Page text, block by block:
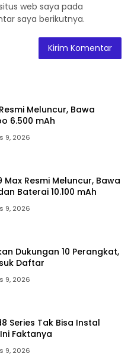
web saya pada
saya berikutnya.
Resmi Meluncur, Bawa
6.500 mAh
9, 2026
Max Resmi Meluncur, Bawa
Baterai 10.100 mAh
9, 2026
Dukungan 10 Perangkat,
Daftar
9, 2026
Series Tak Bisa Instal
Faktanya
9, 2026